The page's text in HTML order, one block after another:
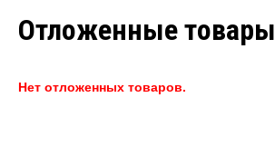
Отложенные товары
Нет отложенных товаров.